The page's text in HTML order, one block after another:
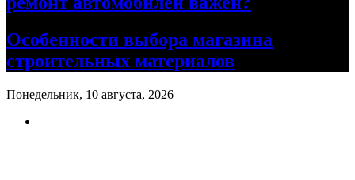
Особенности выбора магазина
строительных материалов
Понедельник, 10 августа, 2026